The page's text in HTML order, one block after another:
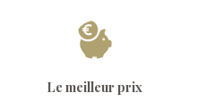
Le meilleur prix